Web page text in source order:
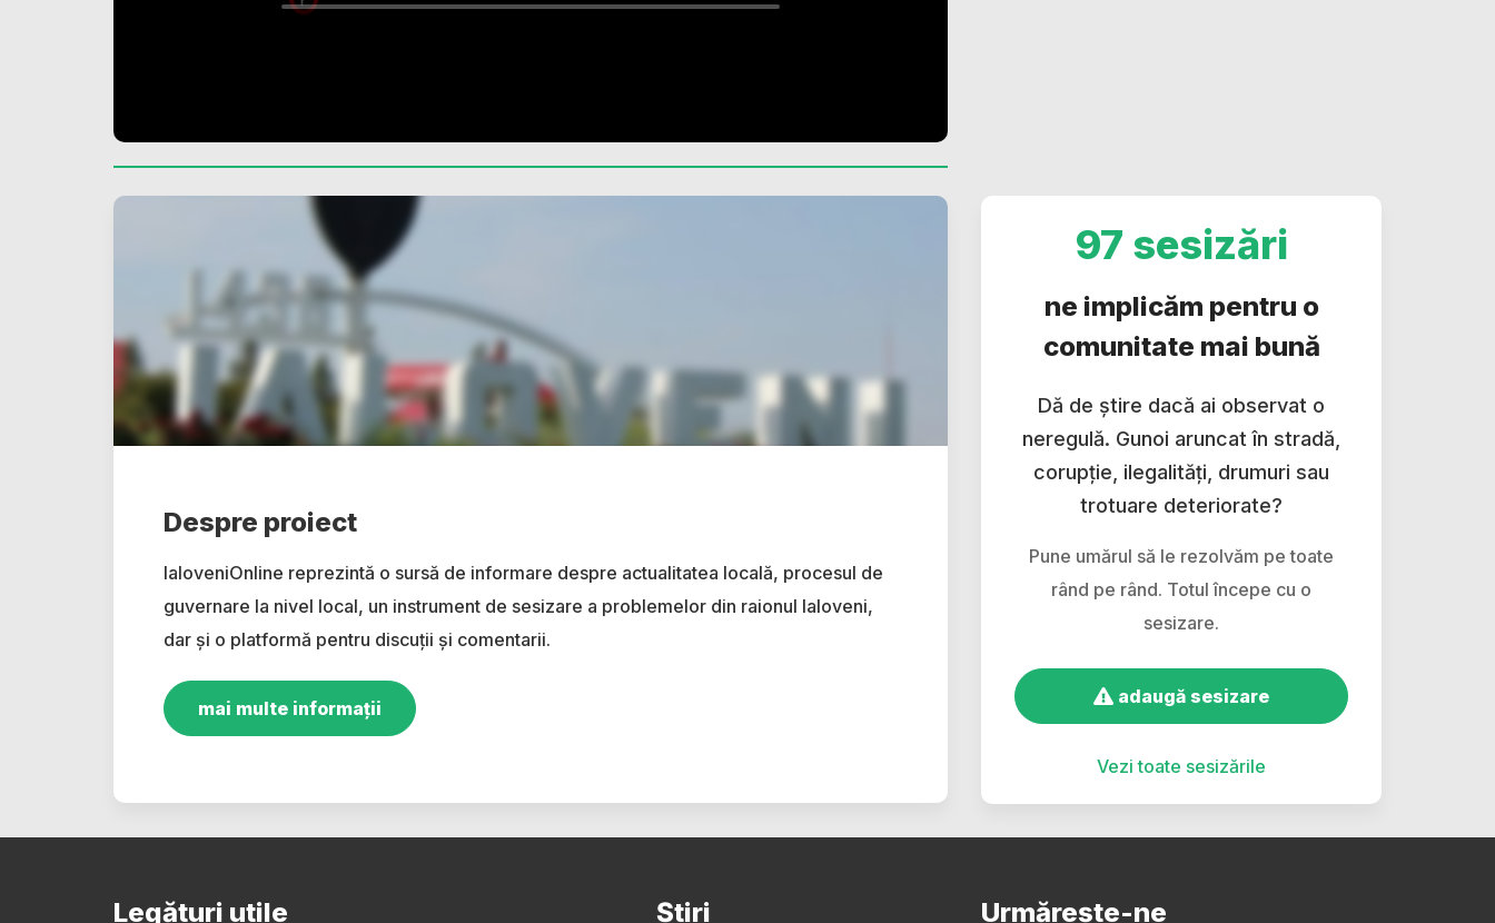
Despre proiect
IaloveniOnline reprezintă o sursă de informare despre actualitatea locală, procesul de
guvernare la nivel local, un instrument de sesizare a problemelor din raionul Ialoveni,
dar și o platformă pentru discuții și comentarii.
mai multe informații
97 sesizări
ne implicăm pentru o
comunitate mai bună
Dă de știre dacă ai observat o
neregulă. Gunoi aruncat în stradă,
corupție, ilegalități, drumuri sau
trotuare deteriorate?
Pune umărul să le rezolvăm pe toate
rând pe rând. Totul începe cu o
sesizare.
adaugă sesizare
Vezi toate sesizările
Legături utile Știri Urmărește-ne